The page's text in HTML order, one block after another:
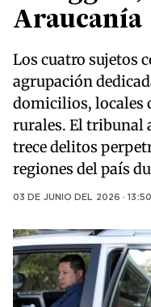
Araucanía
Los cuatro sujetos
agrupación
domicilios, locales
rurales. El tribunal
trece delitos
regiones del país
03 DE JUNIO DEL 2026 · 13:50